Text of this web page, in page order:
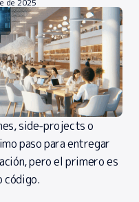
de 2025
side-projects o
paso para entregar
pero el primero es
código.